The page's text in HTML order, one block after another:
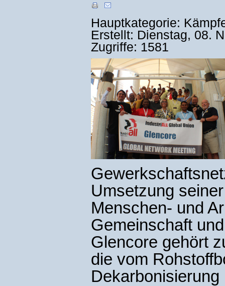
Hauptkategorie:
Erstellt: Dienstag, 08.
Zugriffe: 1581
Umsetzung
Menschen- und
Gemeinschaft
Glencore gehört
die vom
Dekarbonisierung